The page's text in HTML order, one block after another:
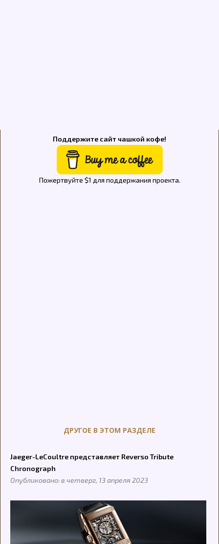
Поддержите сайт чашкой кофе!
Пожертвуйте $1 для поддержания проекта.
ДРУГОЕ В ЭТОМ РАЗДЕЛЕ
Jaeger-LeCoultre представляет Reverso Tribute
Chronograph
Опубликовано: в четверг, 13 апреля 2023